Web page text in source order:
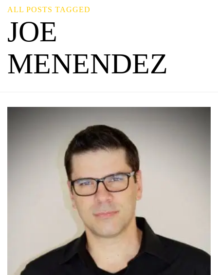
ALL POSTS TAGGED
JOE
MENENDEZ